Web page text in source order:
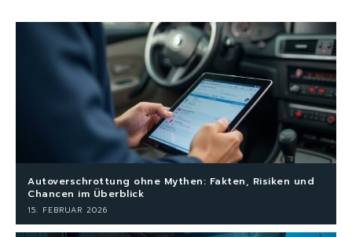
Autoverschrottung ohne Mythen: Fakten, Risiken und
Chancen im Überblick
15. FEBRUAR 2026